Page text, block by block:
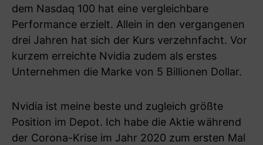
dem Nasdaq 100 hat eine vergleichbare
Performance erzielt. Allein in den vergangenen
drei Jahren hat sich der Kurs verzehnfacht. Vor
kurzem erreichte Nvidia zudem als erstes
Unternehmen die Marke von 5 Billionen Dollar.
Nvidia ist meine beste und zugleich größte
Position im Depot. Ich habe die Aktie während
der Corona-Krise im Jahr 2020 zum ersten Mal